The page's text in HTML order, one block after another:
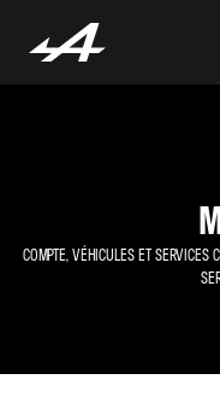
COMPTE, VÉHICULES ET SERVICES